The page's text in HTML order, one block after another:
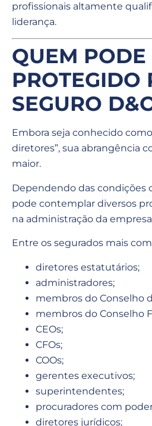
profissionais altamente
liderança.
QUEM PODE
PROTEGIDO
SEGURO
Embora seja conhecido
diretores”, sua abrangência
maior.
Dependendo das condições
pode contemplar diversos
na administração da
Entre os segurados mais
diretores estatutários;
administradores;
membros do Conselho
membros do Conselho
CEOs;
CFOs;
COOs;
gerentes executivos;
superintendentes;
procuradores com
diretores jurídicos;